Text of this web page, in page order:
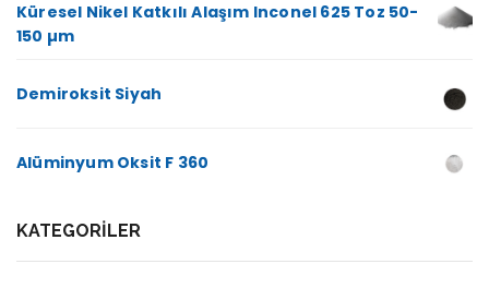
Küresel Nikel Katkılı Alaşım Inconel 625 Toz 50-
150 µm
Demiroksit Siyah
Alüminyum Oksit F 360
KATEGORILER